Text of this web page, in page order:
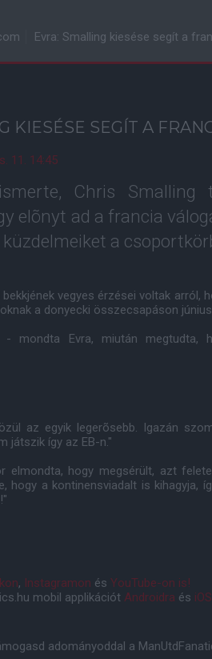
Evra: Smalling kiesése segít a
KIESÉSE SEGÍT A
11. 14:45
Chris Smalling
elõnyt ad a francia
a
vegyes érzései voltak arról,
a donyecki összecsapáson
- mondta Evra, miután megtudta,
az egyik legerõsebb. Igazán
játszik így az EB-n."
elmondta, hogy megsérült, azt
hogy a kontinensviadalt is kihagyja,
, Instagramon és YouTube-on is!
mobil applikációt Androidra és
adományoddal a